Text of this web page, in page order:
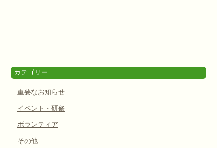
カテゴリー
重要なお知らせ
イベント・研修
ボランティア
その他